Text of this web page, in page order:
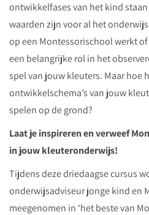
jouw
kleutergroep,
ook
als
niet
een
werkt!
ontwikkelfases van het kind
waarden zijn voor al het
op een Montessorischool werkt
een belangrijke rol in het
spel van jouw kleuters. Maar hoe
ontwikkelschema’s van jouw
spelen op de grond?
Laat je inspireren en verweef
in jouw kleuteronderwijs!
Tijdens deze driedaagse cursus
onderwijsadviseur jonge kind en
meegenomen in ‘het beste van